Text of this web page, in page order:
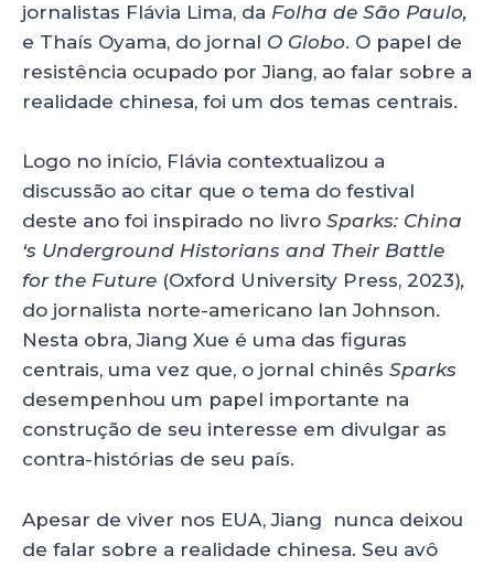
jornalistas Flávia Lima, da Folha de São Paulo,
e Thaís Oyama, do jornal O Globo. O papel de
resistência ocupado por Jiang, ao falar sobre a
realidade chinesa, foi um dos temas centrais.
Logo no início, Flávia contextualizou a
discussão ao citar que o tema do festival
deste ano foi inspirado no livro Sparks: China
‘s Underground Historians and Their Battle
for the Future (Oxford University Press, 2023),
do jornalista norte-americano Ian Johnson.
Nesta obra, Jiang Xue é uma das figuras
centrais, uma vez que, o jornal chinês Sparks
desempenhou um papel importante na
construção de seu interesse em divulgar as
contra-histórias de seu país.
Apesar de viver nos EUA, Jiang nunca deixou
de falar sobre a realidade chinesa. Seu avô